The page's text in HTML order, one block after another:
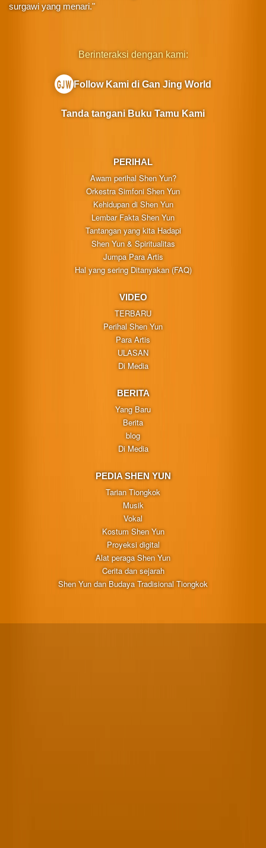
surgawi yang menari."
PERIHAL
Awam perihal Shen Yun?
Orkestra Simfoni Shen Yun
Kehidupan di Shen Yun
Lembar Fakta Shen Yun
Tantangan yang kita Hadapi
Shen Yun & Spiritualitas
Jumpa Para Artis
Hal yang sering Ditanyakan (FAQ)
VIDEO
TERBARU
Perihal Shen Yun
Para Artis
ULASAN
Di Media
BERITA
Yang Baru
Berita
blog
Di Media
PEDIA SHEN YUN
Tarian Tiongkok
Musik
Vokal
Kostum Shen Yun
Proyeksi digital
Alat peraga Shen Yun
Cerita dan sejarah
Shen Yun dan Budaya Tradisional Tiongkok
Berinteraksi dengan kami:
Follow Kami di Gan Jing World
Tanda tangani Buku Tamu Kami